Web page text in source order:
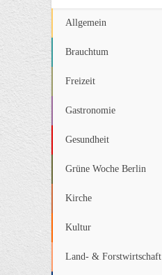
Allgemein
Brauchtum
Freizeit
Gastronomie
Gesundheit
Grüne Woche Berlin
Kirche
Kultur
Land- & Forstwirtschaft